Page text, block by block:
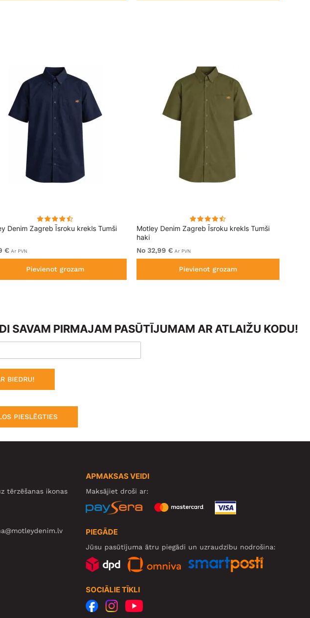
Denim Zagreb Īsroku krekls Tumši
€ Ar PVN
Pievienot grozam
Motley Denim Zagreb Īsroku krekls Tumši
haki
No 32,99 € Ar PVN
Pievienot grozam
SAVAM PIRMAJAM PASŪTĪJUMAM AR ATLAIŽU KODU!
BIEDRU!
PIESLĒGTIES
tērzēšanas ikonas
APMAKSAS VEIDI
Maksājiet droši ar:
PIEGĀDE
Jūsu pasūtījuma ātru piegādi un uzraudzību nodrošina:
SOCIĀLIE TĪKLI